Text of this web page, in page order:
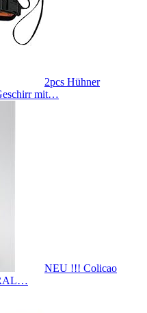
2pcs Hühner
mit…
NEU !!! Colicao